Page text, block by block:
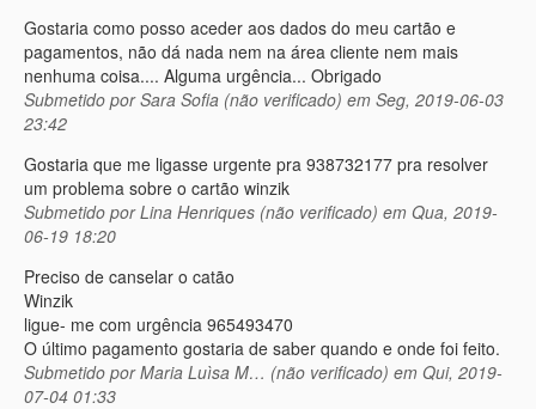
Gostaria como posso aceder aos dados do meu cartão e
pagamentos, não dá nada nem na área cliente nem mais
nenhuma coisa.... Alguma urgência... Obrigado
Submetido porSara Sofia (não verificado) em Seg, 2019-06-03
23:42
Gostaria que me ligasse urgente pra 938732177 pra resolver
um problema sobre o cartão winzik
Submetido porLina Henriques (não verificado) em Qua, 2019-
06-19 18:20
Preciso de canselar o catão
Winzik
ligue- me com urgência 965493470
O último pagamento gostaria de saber quando e onde foi feito.
Submetido porMaria Luìsa M… (não verificado) em Qui, 2019-
07-04 01:33